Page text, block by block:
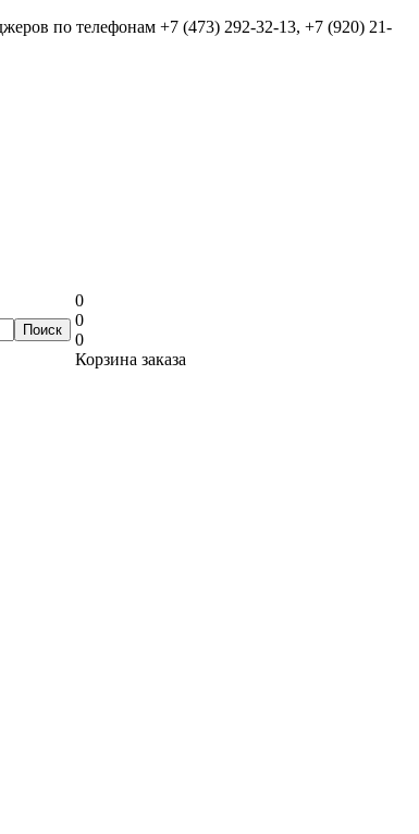
по телефонам +7 (473) 292-32-13, +7 (920) 21-
0
0
0
Корзина заказа